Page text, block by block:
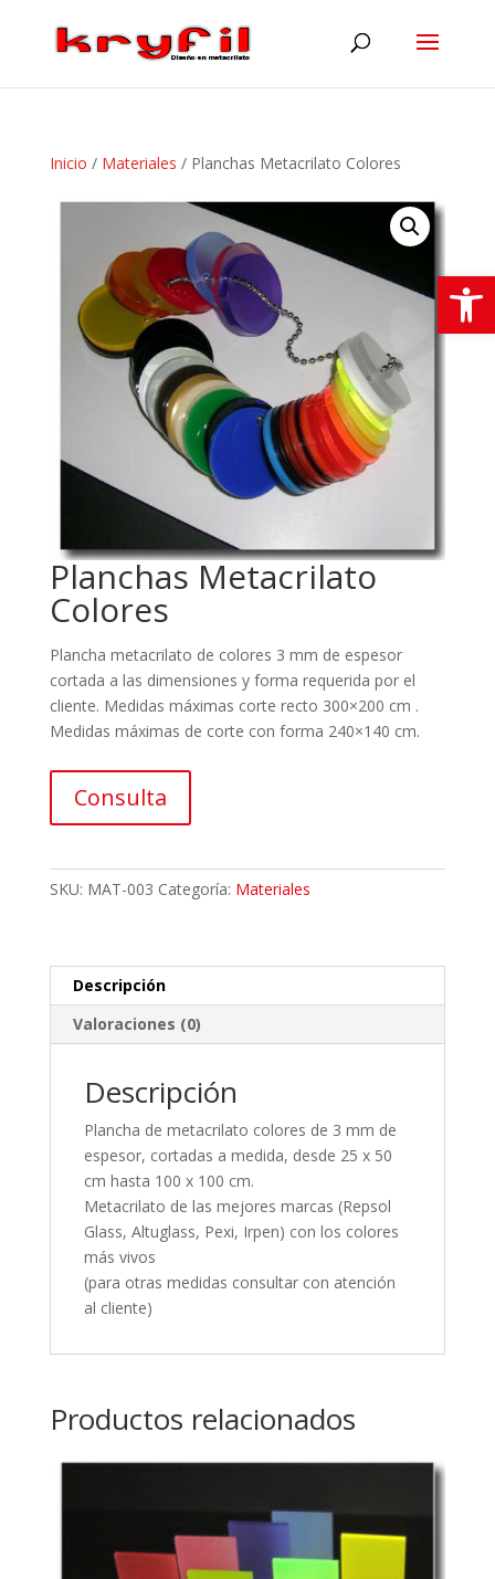
Inicio / Materiales / Planchas Metacrilato Colores
Planchas Metacrilato
Colores
Plancha metacrilato de colores 3 mm de espesor
cortada a las dimensiones y forma requerida por el
cliente. Medidas máximas corte recto 300×200 cm .
Medidas máximas de corte con forma 240×140 cm.
Consulta
SKU: MAT-003 Categoría: Materiales
Descripción
Valoraciones (0)
Descripción
Plancha de metacrilato colores de 3 mm de
espesor, cortadas a medida, desde 25 x 50
cm hasta 100 x 100 cm.
Metacrilato de las mejores marcas (Repsol
Glass, Altuglass, Pexi, Irpen) con los colores
más vivos
(para otras medidas consultar con atención
al cliente)
Productos relacionados